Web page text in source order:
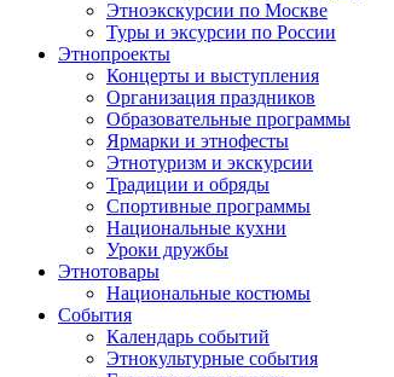
Этноэкскурсии по Москве
Туры и эксурсии по России
Этнопроекты
Концерты и выступления
Организация праздников
Образовательные программы
Ярмарки и этнофесты
Этнотуризм и экскурсии
Традиции и обряды
Спортивные программы
Национальные кухни
Уроки дружбы
Этнотовары
Национальные костюмы
События
Календарь событий
Этнокультурные события